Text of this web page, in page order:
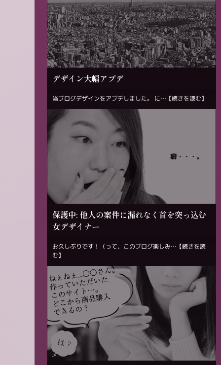
デザイン大幅アプデ
当ブログデザインをアプデしました。 に…【続きを読む】
保護中: 他人の案件に漏れなく首を突っ込む
女デザイナー
お久しぶりです！（って、このブログ楽しみ… 【続きを読
む】